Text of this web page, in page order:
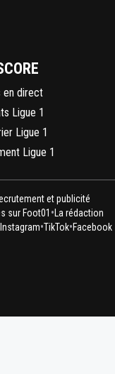
en direct
Ligue 1
Ligue 1
Ligue 1
et publicité
sur Foot01 • La rédaction
Instagram•TikTok•Facebook